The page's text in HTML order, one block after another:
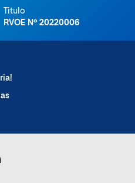
Titulo
RVOE Nº 20220006